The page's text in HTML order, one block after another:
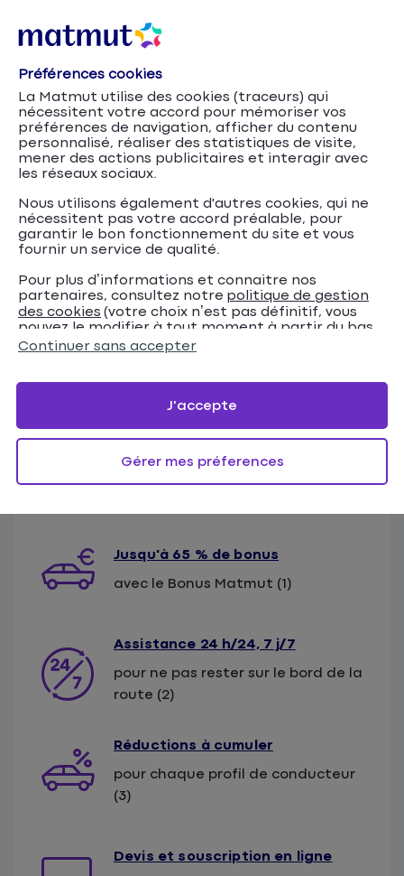
Assurance Citroën – DS3
Assurez votre Citroën DS3 et profitez de nos
auto.
Nous contacter
Jusqu'à 65 % de bonus
avec le Bonus Matmut (1)
Assistance 24 h/24, 7 j/7
pour ne pas rester sur le bord de la
route (2)
Réductions à cumuler
pour chaque profil de conducteur
(3)
Devis et souscription en ligne
Préférences cookies
La Matmut utilise des cookies (traceurs) qui
nécessitent votre accord pour mémoriser vos
préférences de navigation, afficher du contenu
personnalisé, réaliser des statistiques de visite,
mener des actions publicitaires et interagir avec
les réseaux sociaux.
Nous utilisons également d'autres cookies, qui ne
nécessitent pas votre accord préalable, pour
garantir le bon fonctionnement du site et vous
fournir un service de qualité.
Pour plus d’informations et connaitre nos
partenaires, consultez notre politique de gestion
des cookies (votre choix n’est pas définitif, vous
pouvez le modifier à tout moment à partir du bas
de page de notre site).
Continuer sans accepter
Gérer mes préferences
J'accepte